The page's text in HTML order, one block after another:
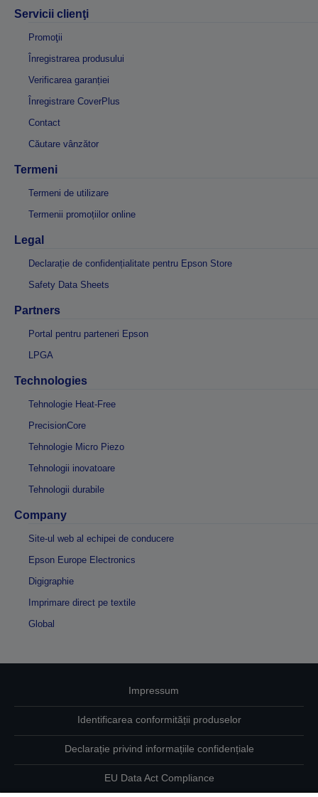
Servicii clienţi
Promoţii
Înregistrarea produsului
Verificarea garanției
Înregistrare CoverPlus
Contact
Căutare vânzător
Termeni
Termeni de utilizare
Termenii promoțiilor online
Legal
Declarație de confidențialitate pentru Epson Store
Safety Data Sheets
Partners
Portal pentru parteneri Epson
LPGA
Technologies
Tehnologie Heat-Free
PrecisionCore
Tehnologie Micro Piezo
Tehnologii inovatoare
Tehnologii durabile
Company
Site-ul web al echipei de conducere
Epson Europe Electronics
Digigraphie
Imprimare direct pe textile
Global
Impressum
Identificarea conformității produselor
Declarație privind informațiile confidențiale
EU Data Act Compliance